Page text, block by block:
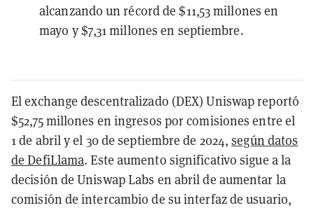
alcanzando un récord de $11,53 millones en
mayo y $7,31 millones en septiembre.
El exchange descentralizado (DEX) Uniswap reportó
$52,75 millones en ingresos por comisiones entre el
1 de abril y el 30 de septiembre de 2024,según datos
de DefiLlama. Este aumento significativo sigue a la
decisión de Uniswap Labs en abril de aumentar la
comisión de intercambio de su interfaz de usuario,